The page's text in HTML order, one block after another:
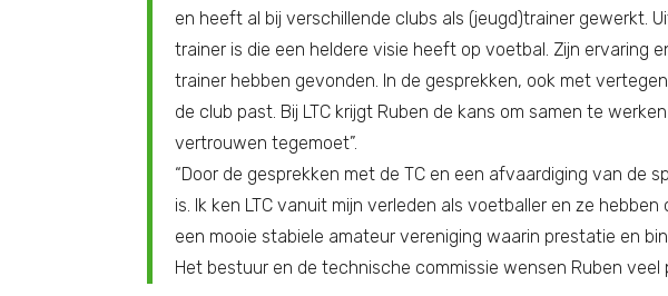
en heeft al bij verschillende clubs als (jeugd)trainer gewerkt.
trainer is die een heldere visie heeft op voetbal. Zijn ervaring
trainer hebben gevonden. In de gesprekken, ook met
de club past. Bij LTC krijgt Ruben de kans om samen te
vertrouwen tegemoet”.
“Door de gesprekken met de TC en een afvaardiging van de
is. Ik ken LTC vanuit mijn verleden als voetballer en ze
een mooie stabiele amateur vereniging waarin prestatie en
Het bestuur en de technische commissie wensen Ruben veel